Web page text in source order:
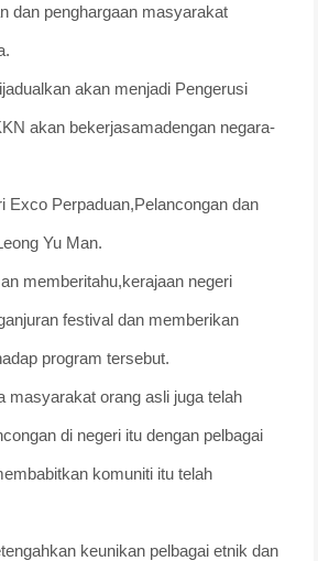
dan penghargaan masyarakat
akan menjadi Pengerusi
akan bekerjasamadengan negara-
Exco Perpaduan,Pelancongan dan
Yu Man.
memberitahu,kerajaan negeri
festival dan memberikan
program tersebut.
masyarakat orang asli juga telah
di negeri itu dengan pelbagai
komuniti itu telah
keunikan pelbagai etnik dan